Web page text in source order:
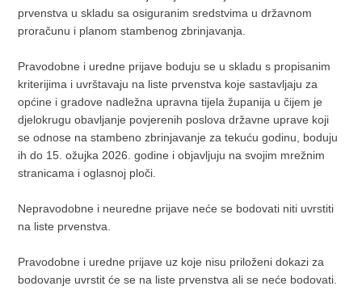
prvenstva u skladu sa osiguranim sredstvima u državnom
proračunu i planom stambenog zbrinjavanja.
Pravodobne i uredne prijave boduju se u skladu s propisanim
kriterijima i uvrštavaju na liste prvenstva koje sastavljaju za
općine i gradove nadležna upravna tijela županija u čijem je
djelokrugu obavljanje povjerenih poslova državne uprave koji
se odnose na stambeno zbrinjavanje za tekuću godinu, boduju
ih do 15. ožujka 2026. godine i objavljuju na svojim mrežnim
stranicama i oglasnoj ploči.
Nepravodobne i neuredne prijave neće se bodovati niti uvrstiti
na liste prvenstva.
Pravodobne i uredne prijave uz koje nisu priloženi dokazi za
bodovanje uvrstit će se na liste prvenstva ali se neće bodovati.